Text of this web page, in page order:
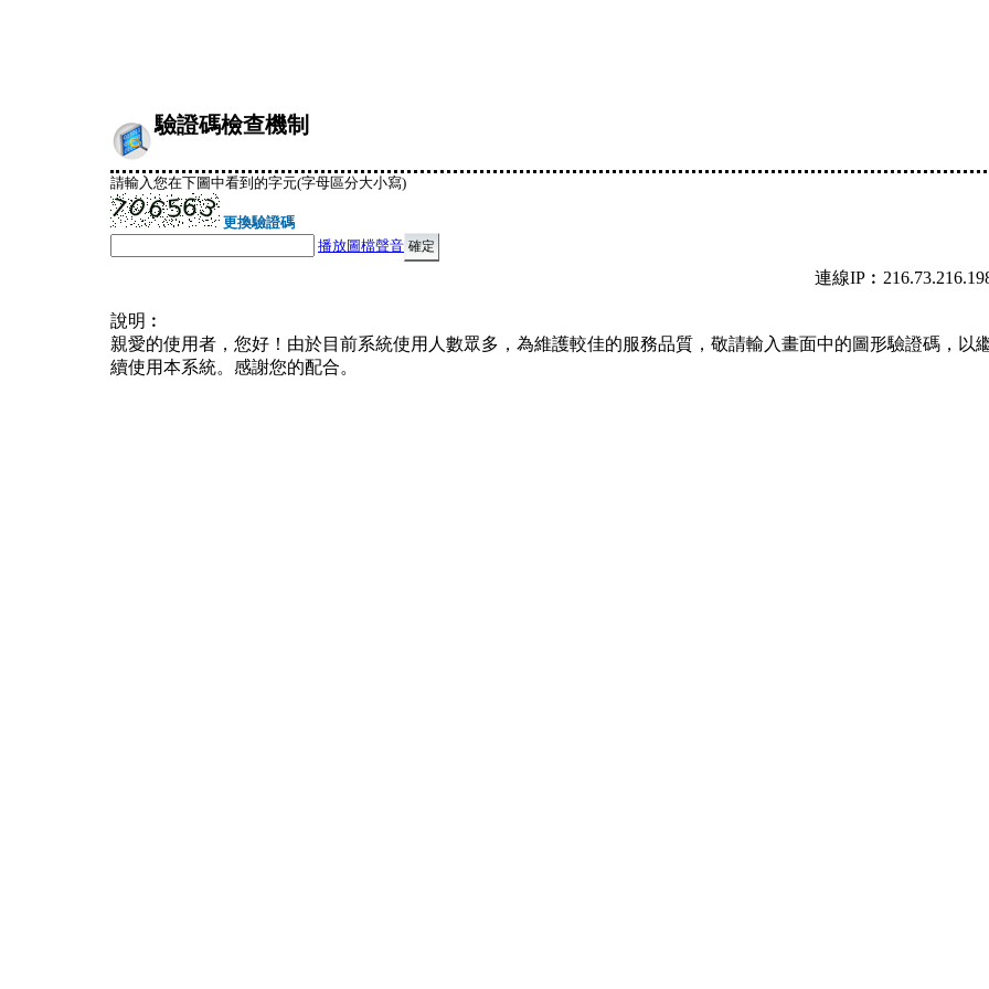
驗證碼檢查機制
請輸入您在下圖中看到的字元(字母區分大小寫)
更換驗證碼
播放圖檔聲音
連線
說明︰
親愛的使用者，您好！由於目前系統使用人數眾多，為維護較佳的服務品質，敬請輸入畫面中的圖形驗證碼，以
續使用本系統。感謝您的配合。